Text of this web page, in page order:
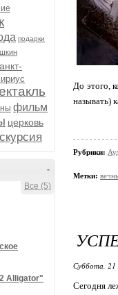
подарки
фильм
церковь
-
Все (5)
Alligator"
До этого,
называть)
Рубрики:
Метки:
Суббота,
Сегодня